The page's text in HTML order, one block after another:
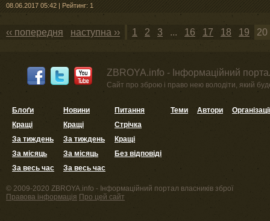
08.06.2017 05:42 | Рейтинг: 1
‹‹ попередня наступна ›› 1 2 3 ... 16 17 18 19 20
ZBROYA.info - Інформаційний
Сайт про зброю і право нею володіти, який
Блоґи
Кращі
За тиждень
За місяць
За весь час
Новини
Кращі
За тиждень
За місяць
За весь час
Питання
Стрічка
Кращі
Без відповіді
Теми Автори
© 2009-2020 ZBROYA.info - Інформаційний портал власників зброї
Правова інформація Про цей сайт